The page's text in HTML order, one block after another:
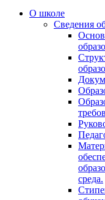
О школе
Сведения
среда.